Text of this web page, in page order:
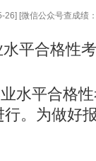
26] [微信公众号查成绩
平合格性
水平合格
。为做好